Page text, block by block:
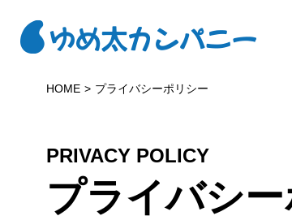
HOME プライバシーポリシー
PRIVACY POLICY
プライバシ